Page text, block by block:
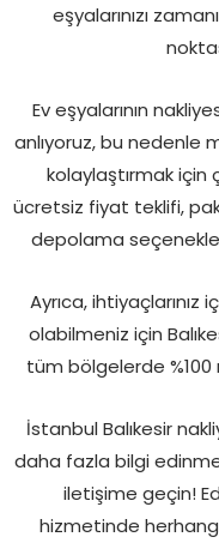
eşyalarınızı
Ev eşyalarının
anlıyoruz, bu nedenle
kolaylaştırmak için
ücretsiz fiyat teklifi,
depolama
Ayrıca, ihtiyaçlarınız
olabilmeniz için
tüm bölgelerde
İstanbul Balıkesir
daha fazla bilgi
iletişime geçin!
hizmetinde